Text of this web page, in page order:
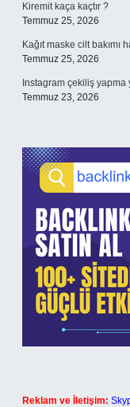
Kiremit kaça kaçtır ?
Temmuz 25, 2026
Kağıt maske cilt bakımı
Temmuz 25, 2026
Instagram çekiliş yapma
Temmuz 23, 2026
Reklam ve İletişim: